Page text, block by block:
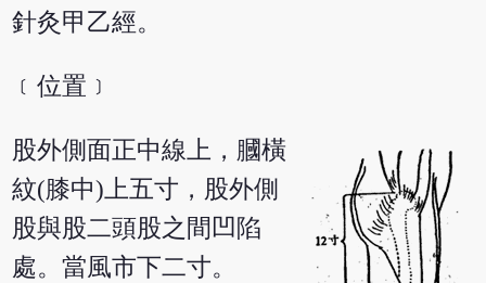
針灸甲乙經。
﹝位置﹞
股外側面正中線上，膕橫
紋(膝中)上五寸，股外側
股與股二頭股之間凹陷
處。當風市下二寸。